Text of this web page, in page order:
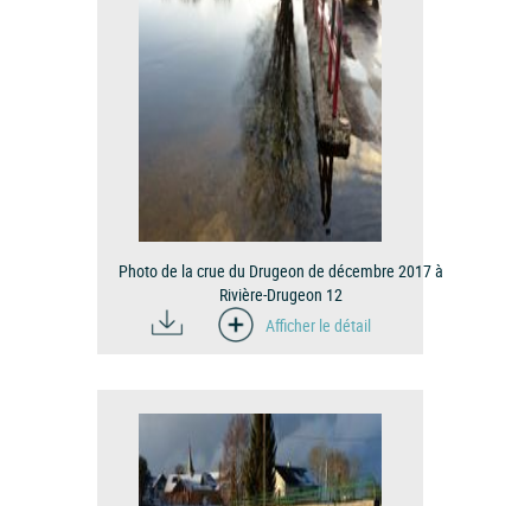
Photo de la crue du Drugeon de décembre 2017 à
Rivière-Drugeon 12
Afficher le détail